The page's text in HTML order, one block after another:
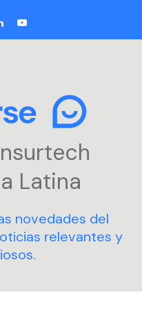
YOUTUBE
Latina
novedades del
relevantes y